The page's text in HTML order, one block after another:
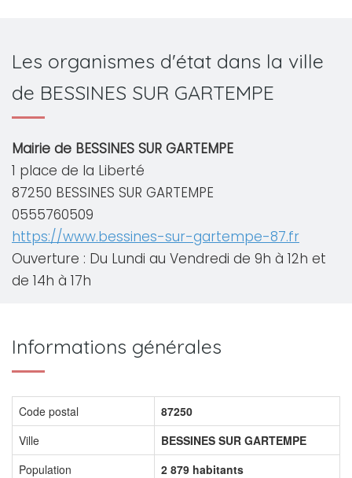
Les organismes d'état dans la ville
de BESSINES SUR GARTEMPE
Mairie de BESSINES SUR GARTEMPE
1 place de la Liberté
87250 BESSINES SUR GARTEMPE
0555760509
https://www.bessines-sur-gartempe-87.fr
Ouverture : Du Lundi au Vendredi de 9h à 12h et
de 14h à 17h
Informations générales
Code postal
87250
Ville
BESSINES SUR GARTEMPE
Population
2 879 habitants